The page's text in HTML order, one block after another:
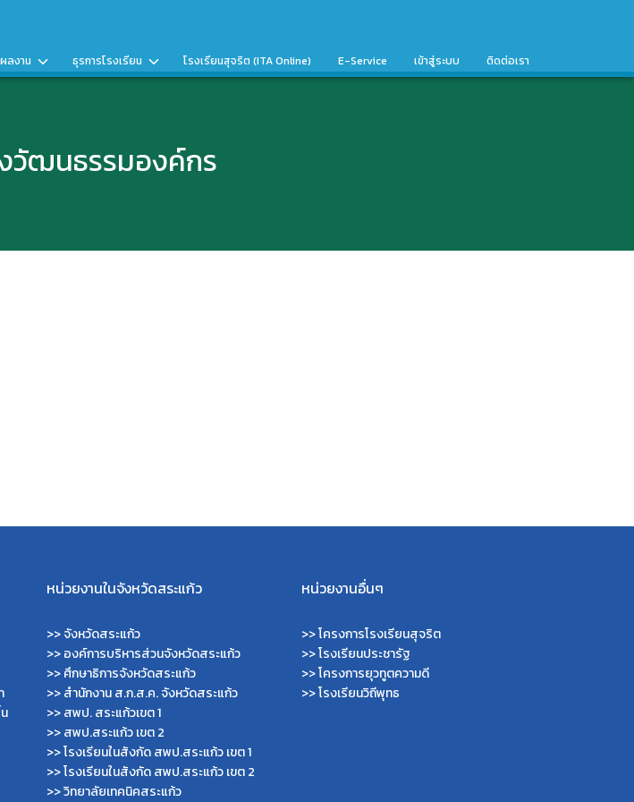
ลงาน ธุรการโรงเรียน โรงเรียนสุจริต (ITA Online) E-Service เข้าสู่ระบบ ติดต่อเรา
วัฒนธรรมองค์กร
หน่วยงานในจังหวัดสระแก้ว
>>จังหวัดสระแก้ว
>>องค์การบริหารส่วนจังหวัดสระแก้ว
>>ศึกษาธิการจังหวัดสระแก้ว
>>สำนักงาน ส.ก.ส.ค. จังหวัดสระแก้ว
>>สพป. สระแก้วเขต 1
>>สพป.สระแก้ว เขต 2
>>โรงเรียนในสังกัด สพป.สระแก้ว เขต 1
>>โรงเรียนในสังกัด สพป.สระแก้ว เขต 2
>>วิทยาลัยเทคนิคสระแก้ว
หน่วยงานอื่นๆ
>>โครงการโรงเรียนสุจริต
>>โรงเรียนประชารัฐ
>>โครงการยุวทูตความดี
>>โรงเรียนวิถีพุทธ